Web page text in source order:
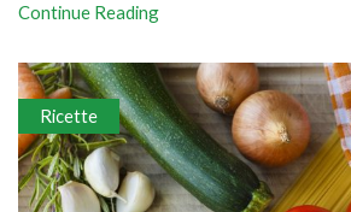
Continue Reading
Ricette